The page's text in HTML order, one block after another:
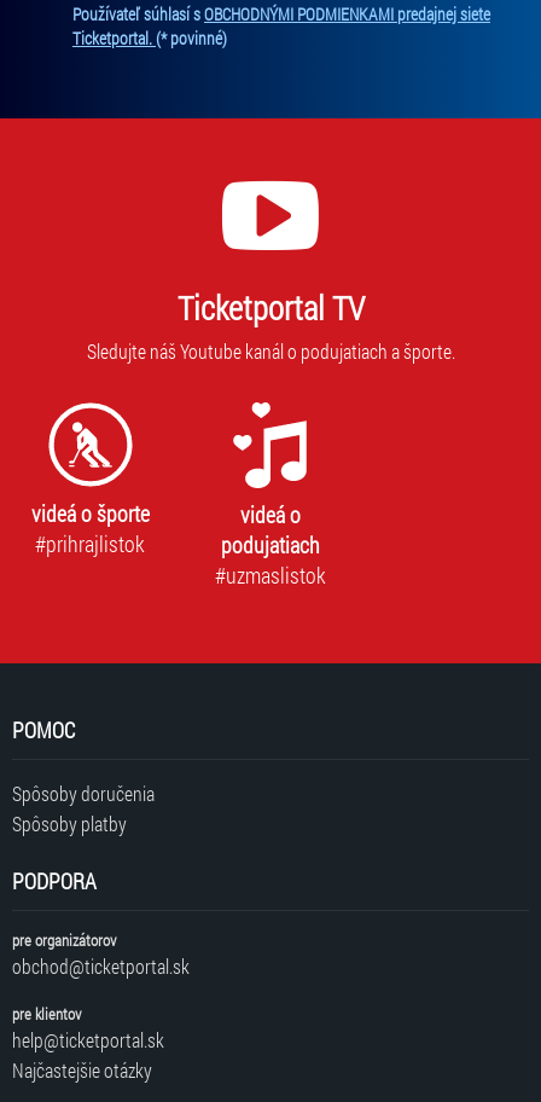
Používateľ súhlasí sOBCHODNÝMI PODMIENKAMI predajnej siete
Ticketportal.(* povinné)
Ticketportal TV
Sledujte náš Youtube kanál o podujatiach a športe.
videá o športe
#prihrajlistok
videá o
podujatiach
#uzmaslistok
POMOC
Spôsoby doručenia
Spôsoby platby
PODPORA
pre organizátorov
obchod@ticketportal.sk
pre klientov
help@ticketportal.sk
Najčastejšie otázky